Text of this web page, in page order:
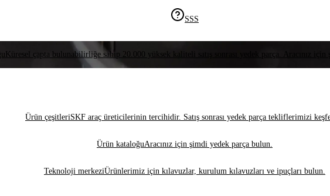
SSS
Küresel çapta bulunabilirliğe sahip 20.000 yüksek kaliteli satış sonrası yedek parça. Aracınız
Ürün çeşitleriSKF araç üreticilerinin tercihidir. Satış sonrası yedek parça tekliflerimizi
Ürün kataloğuAracınız için şimdi yedek parça bulun.
Teknoloji merkeziÜrünlerimiz için kılavuzlar, kurulum kılavuzları ve ipuçları bulun.